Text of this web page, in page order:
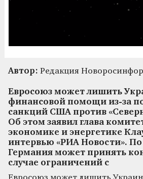
Автор: Редакция
Евросоюз может лишить
финансовой помощи из-за
санкций США против
Об этом заявил глава
экономике и энергетике
интервью «РИА Новости». По
Германия может принять
случае ограничений с